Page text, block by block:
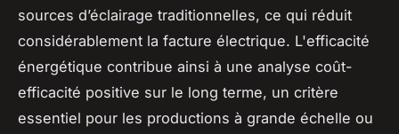
sources d’éclairage traditionnelles, ce qui réduit
considérablement la facture électrique. L'efficacité
énergétique contribue ainsi à une analyse coût-
efficacité positive sur le long terme, un critère
essentiel pour les productions à grande échelle ou